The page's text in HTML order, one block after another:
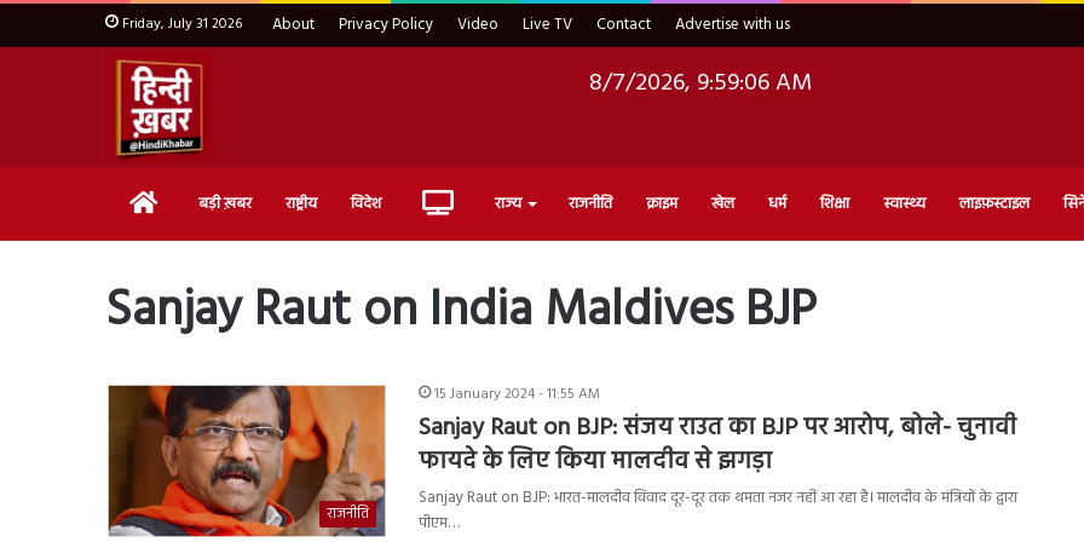
Friday, July 31 2026 About Privacy Policy Video Live TV Contact Advertise with us
8/7/2026, 9:59:07 AM
Home बड़ी ख़बर राष्ट्रीय विदेश Live राज्य राजनीति क्राइम खेल धर्म शिक्षा स्वास्थ्य लाइफ़स्टाइल
Sanjay Raut on India Maldives BJP
राजनीति
15 January 2024 - 11:55 AM
Sanjay Raut on BJP: संजय राउत का BJP पर आरोप, बोले- चुनावी
फायदे के लिए किया मालदीव से झगड़ा
Sanjay Raut on BJP: भारत-मालदीव विवाद दूर-दूर तक थमता नजर नहीं आ रहा है। मालदीव के मंत्रियों के द्वारा
पीएम…